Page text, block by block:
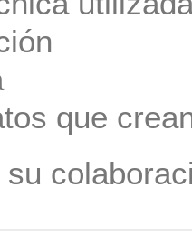
que